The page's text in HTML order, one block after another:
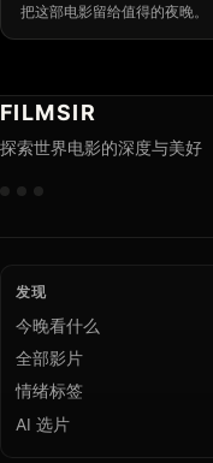
把这部电影留给值得的夜晚。
FILMSIR
探索世界电影的深度与美好
发现
今晚看什么
全部影片
情绪标签
AI 选片